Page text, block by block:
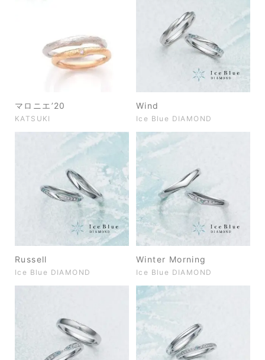
マロニエ’20
KATSUKI
Wind
Ice Blue DIAMOND
Russell
Ice Blue DIAMOND
Winter Morning
Ice Blue DIAMOND